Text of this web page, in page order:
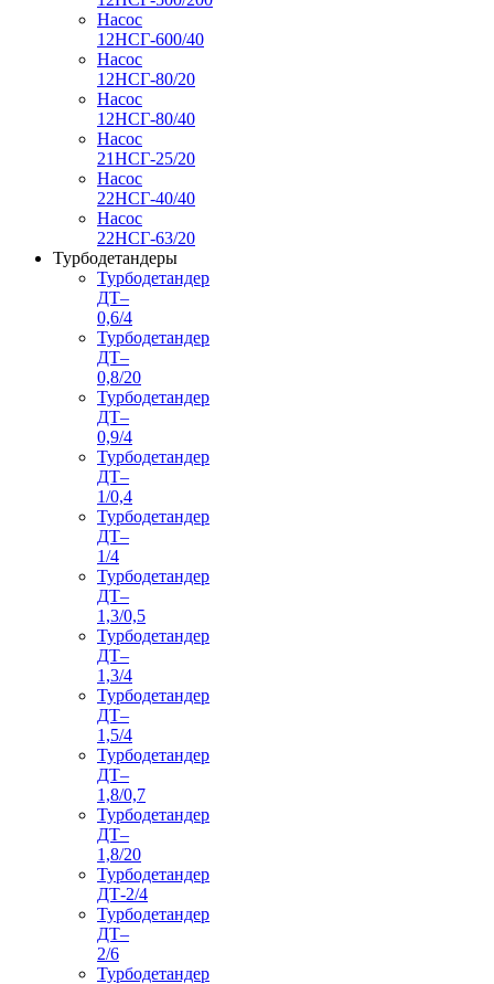
Насос
12НСГ-600/40
Насос
12НСГ-80/20
Насос
12НСГ-80/40
Насос
21НСГ-25/20
Насос
22НСГ-40/40
Насос
22НСГ-63/20
Турбодетандеры
Турбодетандер
ДТ–
0,6/4
Турбодетандер
ДТ–
0,8/20
Турбодетандер
ДТ–
0,9/4
Турбодетандер
ДТ–
1/0,4
Турбодетандер
ДТ–
1/4
Турбодетандер
ДТ–
1,3/0,5
Турбодетандер
ДТ–
1,3/4
Турбодетандер
ДТ–
1,5/4
Турбодетандер
ДТ–
1,8/0,7
Турбодетандер
ДТ–
1,8/20
Турбодетандер
ДТ-2/4
Турбодетандер
ДТ–
2/6
Турбодетандер